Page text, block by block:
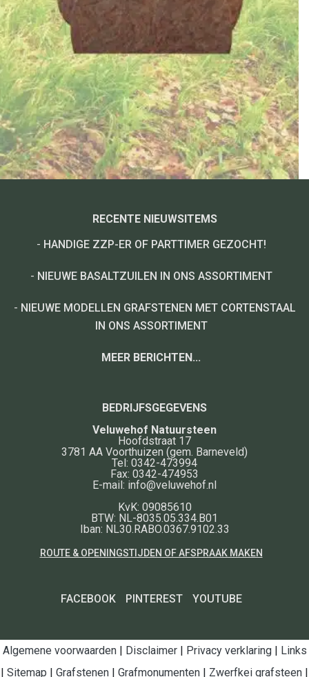
BEDRIJFSGEGEVENS
Veluwehof Natuursteen
Hoofdstraat 17
3781 AA Voorthuizen (gem. Barneveld)
Tel: 0342-473994
Fax: 0342-474953
E-mail: info@veluwehof.nl
KvK: 09085610
BTW: NL-8035.05.334.B01
Iban: NL30.RABO.0367.9102.33
ROUTE & OPENINGSTIJDEN OF AFSPRAAK MAKEN
RECENTE NIEUWSITEMS
- HANDIGE ZZP-ER OF PARTTIMER GEZOCHT!
- NIEUWE BASALTZUILEN IN ONS ASSORTIMENT
- NIEUWE MODELLEN GRAFSTENEN MET CORTENSTAAL
IN ONS ASSORTIMENT
MEER BERICHTEN...
FACEBOOK PINTEREST YOUTUBE
Algemene voorwaarden| Disclaimer| Privacy verklaring| Links
| Sitemap | Grafstenen | Grafmonumenten | Zwerfkei grafsteen |